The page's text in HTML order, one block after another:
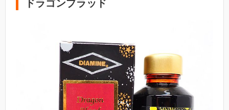
ドラゴンブラッド